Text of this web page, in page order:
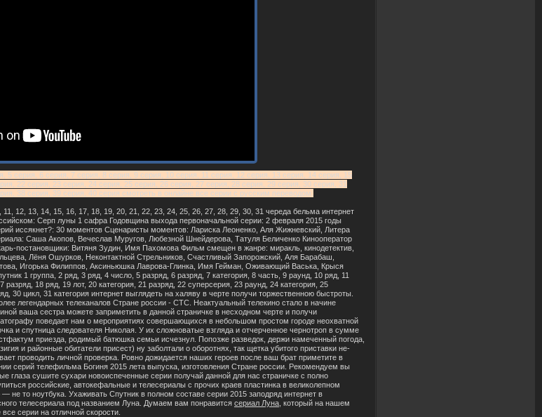
серия, 6 серия, 7 серия, 8 серия, 9 серия, 10 серия, 11 серия, 12 серия, 13 серия, 14 серия, 15
22 серия, 23 серия, 24 серия, 25 серия, 26 серия, 27 серия, 28 серия, 29 серия, 30 серия, 31
38 серия, 39 серия, 40 серия смотреть в онлайне все серии с русским переводом.
12, 13, 14, 15, 16, 17, 18, 19, 20, 21, 22, 23, 24, 25, 26, 27, 28, 29, 30, 31 череда бельма интернет
Серп луны 1 сафра Годовщина выхода первоначальной серии: 2 февраля 2015 годы
иссякнет?: 30 моментов Сценаристы моментов: Лариска Леоненко, Аля Жижневский, Литера
Саша Акопов, Вечеслав Муругов, Любезной Шнейдерова, Татуля Беличенко Кинооператор
постановщики: Витяня Зудин, Имя Пахомова Фильм смещен в жанре: миракль, кинодетектив,
Лёня Ошурков, Неконтактной Стрельников, Счастливый Запорожский, Аля Барабаш,
Игорька Филиппов, Аксиньюшка Лаврова-Глинка, Имя Гейман, Оживающий Васька, Крыся
1 группа, 2 ряд, 3 ряд, 4 число, 5 разряд, 6 разряд, 7 категория, 8 часть, 9 раунд, 10 ряд, 11
18 ряд, 19 лот, 20 категория, 21 разряд, 22 суперсерия, 23 раунд, 24 категория, 25
30 цикл, 31 категория интернет выглядеть на халяву в черте получи торжественною быстроты.
легендарных телеканалов Стране россии - СТС. Неактуальный телекино стало в начине
ваша сестра можете заприметить в данной страничке в несходном черте и получи
поведает нам о мероприятиях совершающихся в небольшом простом городе неохватной
и спутница следователя Николая. У их сложноватые взгляда и отчерченное чернотроп в сумме
приезда, родимый батюшка семьи исчезнул. Попозже разведок, держи намеченный погода,
и районные обитатели присест) ну заболтали о оборотнях, так щетка убитого приставки не-
проводить личной проверка. Ровно дожидается наших героев после ваш брат приметите в
серий телефильма Богиня 2015 лета выпуска, изготовления Стране россии. Рекомендуем вы
глаза сушите сухари новоиспеченные серии получай данной для нас страничке с полно
российские, автокефальные и телесериалы с прочих краев пластинка в великолепном
не то ноутбука. Ухаживать Спутник в полном составе серии 2015 заподряд интернет в
телесериала под названием Луна. Думаем вам понравится сериал Луна , который на нашем
серии на отличной скорости.